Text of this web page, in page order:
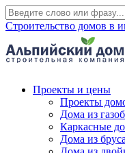
Строительство домов в
Проекты и цены
Проекты
Дома из
Каркасные
Дома из бруса